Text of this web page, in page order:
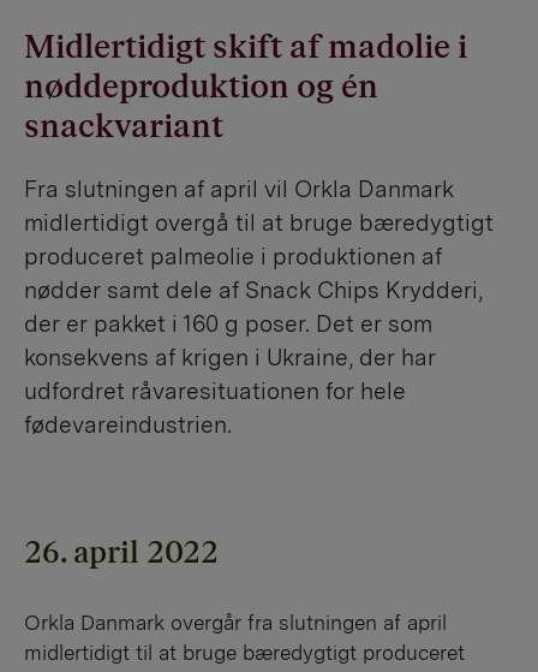
Midlertidigt skift af madolie i
nøddeproduktion og én
snackvariant
Fra slutningen af april vil Orkla Danmark
midlertidigt overgå til at bruge bæredygtigt
produceret palmeolie i produktionen af
nødder samt dele af Snack Chips Krydderi,
der er pakket i 160 g poser. Det er som
konsekvens af krigen i Ukraine, der har
udfordret råvaresituationen for hele
fødevareindustrien.
26. april 2022
Orkla Danmark overgår fra slutningen af april
midlertidigt til at bruge bæredygtigt produceret